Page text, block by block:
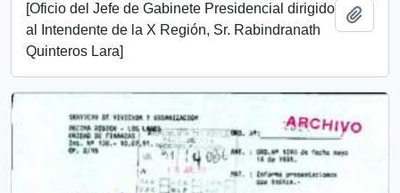
[Oficio del Jefe de Gabinete Presidencial dirigido
al Intendente de la X Región, Sr. Rabindranath
Quinteros Lara]